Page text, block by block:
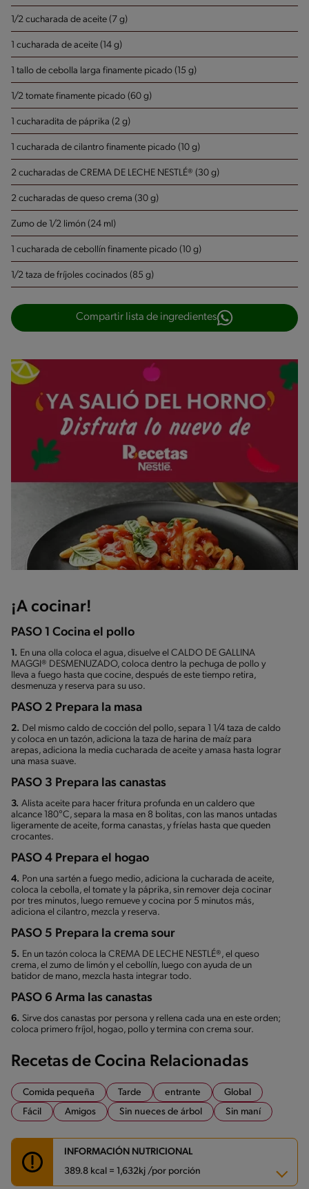
1/2 cucharada de aceite (7 g)
1 cucharada de aceite (14 g)
1 tallo de cebolla larga finamente picado (15 g)
1/2 tomate finamente picado (60 g)
1 cucharadita de páprika (2 g)
1 cucharada de cilantro finamente picado (10 g)
2 cucharadas de CREMA DE LECHE NESTLÉ® (30 g)
2 cucharadas de queso crema (30 g)
Zumo de 1/2 limón (24 ml)
1 cucharada de cebollín finamente picado (10 g)
1/2 taza de fríjoles cocinados (85 g)
Compartir lista de ingredientes
¡A cocinar!
PASO 1 Cocina el pollo
1. En una olla coloca el agua, disuelve el CALDO DE GALLINA
MAGGI® DESMENUZADO, coloca dentro la pechuga de pollo y
lleva a fuego hasta que cocine, después de este tiempo retira,
desmenuza y reserva para su uso.
PASO 2 Prepara la masa
2. Del mismo caldo de cocción del pollo, separa 1 1/4 taza de caldo
y coloca en un tazón, adiciona la taza de harina de maíz para
arepas, adiciona la media cucharada de aceite y amasa hasta lograr
una masa suave.
PASO 3 Prepara las canastas
3. Alista aceite para hacer fritura profunda en un caldero que
alcance 180°C, separa la masa en 8 bolitas, con las manos untadas
ligeramente de aceite, forma canastas, y fríelas hasta que queden
crocantes.
PASO 4 Prepara el hogao
4. Pon una sartén a fuego medio, adiciona la cucharada de aceite,
coloca la cebolla, el tomate y la páprika, sin remover deja cocinar
por tres minutos, luego remueve y cocina por 5 minutos más,
adiciona el cilantro, mezcla y reserva.
PASO 5 Prepara la crema sour
5. En un tazón coloca la CREMA DE LECHE NESTLÉ®, el queso
crema, el zumo de limón y el cebollín, luego con ayuda de un
batidor de mano, mezcla hasta integrar todo.
PASO 6 Arma las canastas
6. Sirve dos canastas por persona y rellena cada una en este orden;
coloca primero fríjol, hogao, pollo y termina con crema sour.
Recetas de Cocina Relacionadas
Comida pequeña Tarde entrante
Global
Fácil
Amigos Sin nueces de árbol Sin maní
INFORMACIÓN NUTRICIONAL
389.8 kcal = 1,632kj /por porción